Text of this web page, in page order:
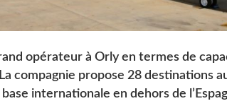
opérateur à Orly en termes de
compagnie propose 28 destinations
internationale en dehors de